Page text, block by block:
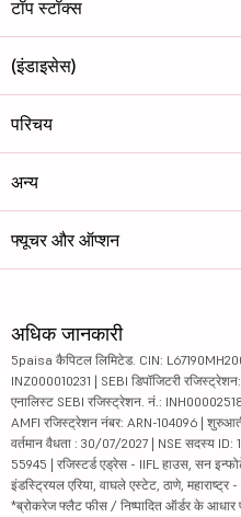
टॉप स्टॉक्स
(इंडाइसेस)
परिचय
अन्य
फ्यूचर और ऑप्शन
अधिक जानकारी
5paisa कैपिटल लिमिटेड. CIN:
INZ000010231 | SEBI डिपॉजिटरी
एनालिस्ट SEBI रजिस्ट्रेशन. नं.:
AMFI रजिस्ट्रेशन नंबर: ARN-104096 |
वर्तमान वैधता : 30/07/2027 | NSE सदस्य
55945 | रजिस्टर्ड एड्रेस - IIFL हाउस, सन
इंडस्ट्रियल एरिया, वाघले एस्टेट, ठाणे, महाराष्ट्र
*ब्रोकरेज फ्लैट फीस / निष्पादित ऑर्डर के आधार